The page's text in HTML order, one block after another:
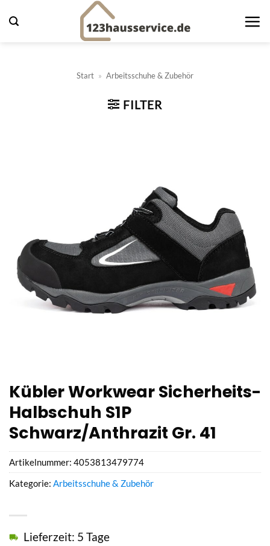
Inhalt
Start » Arbeitsschuhe & Zubehör
FILTER
Kübler Workwear Sicherheits-
Halbschuh S1P
Schwarz/Anthrazit Gr. 41
Lieferzeit: 5 Tage
Artikelnummer: 4053813479774
Kategorie: Arbeitsschuhe & Zubehör